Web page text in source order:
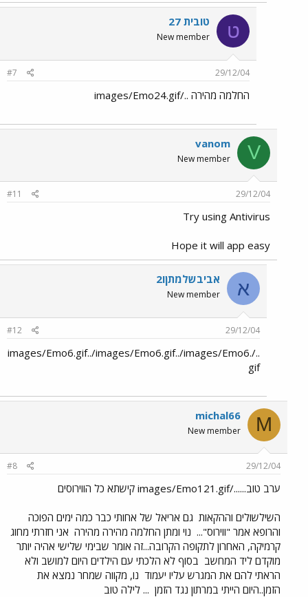
ט טובית 27
New member
29/12/04
#7
החלמה מהירה ../images/Emo24.gif
V
vanom
New member
29/12/04
#11
Try using Antivirus
Hope it will app easy
א אביבשלמתןו2
New member
29/12/04
#12
../images/Emo6.gif../images/Emo6.gif../images/Emo6.
gif
M
michal66
New member
29/12/04
#8
ערב טוב....../images/Emo121.gif קישתא כל הווירוסים
השילשולים וההקאות גם אריאל של אחותי כבר כמה ימים הפוכה
והרופא אמר "ווירוס"... נוי ומתן החלמה מהירה מהירה אני חזרתי מחוג
קרמיקה, האחרון לתקופה הקרובה...זה אומר שבימי שלישי אהיה יותר
מוקדם ליד המחשב בסוף לא הלכתי עם הילדים היום למושב ולא
הראתי להם את המגרש עליו יעמוד נו, מקווה שמחר נמצא את
הזמן..היום הייתי במרתון נגד הזמן ... לילה טוב